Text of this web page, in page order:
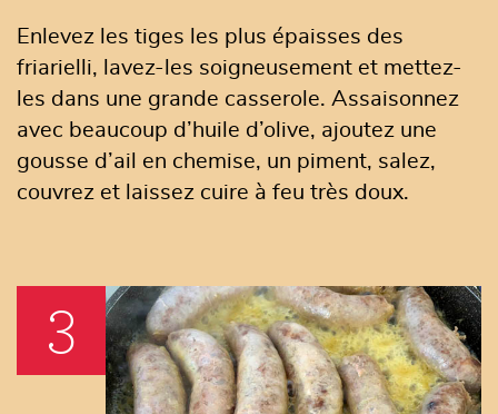
Enlevez les tiges les plus épaisses des
friarielli, lavez-les soigneusement et mettez-
les dans une grande casserole. Assaisonnez
avec beaucoup d’huile d’olive, ajoutez une
gousse d’ail en chemise, un piment, salez,
couvrez et laissez cuire à feu très doux.
3